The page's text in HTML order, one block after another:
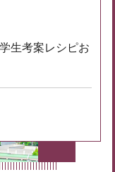
生考案レシピお